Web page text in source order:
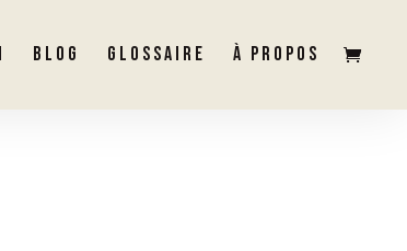
BLOG GLOSSAIRE À PROPOS